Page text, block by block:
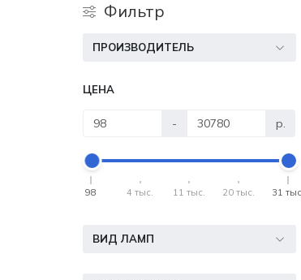
Фильтр
ПРОИЗВОДИТЕЛЬ
ЦЕНА
- р.
98 4 тыс. 11 тыс. 20 тыс. 31 тыс.
ВИД ЛАМП